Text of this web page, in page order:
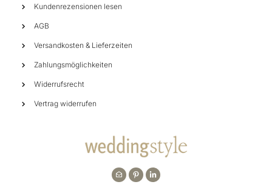
Kundenrezensionen lesen
AGB
Versandkosten & Lieferzeiten
Zahlungsmöglichkeiten
Widerrufsrecht
Vertrag widerrufen